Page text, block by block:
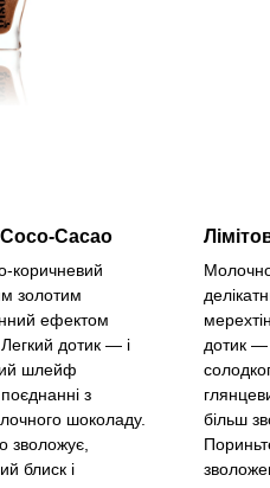
Coco-Cacao
коричневий
золотим
ефектом
дотик — і
шлейф
з
шоколаду.
зволожує,
блиск і
дотик —
більш